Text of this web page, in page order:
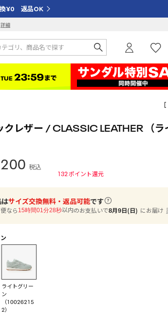
換¥0 返品OK
詳細
[
クレザー / CLASSIC LEATHER （ラ
税込
132ポイント還元
はサイズ交換無料・返品可能です
なら 15時間01分27秒以内のお支払いで8月9日(日) にお届け
ライトグリー
ン
（10026215
2）